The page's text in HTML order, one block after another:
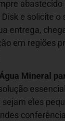
abastecido
e solicite o
entrega,
em regiões
Mineral
sejam eles